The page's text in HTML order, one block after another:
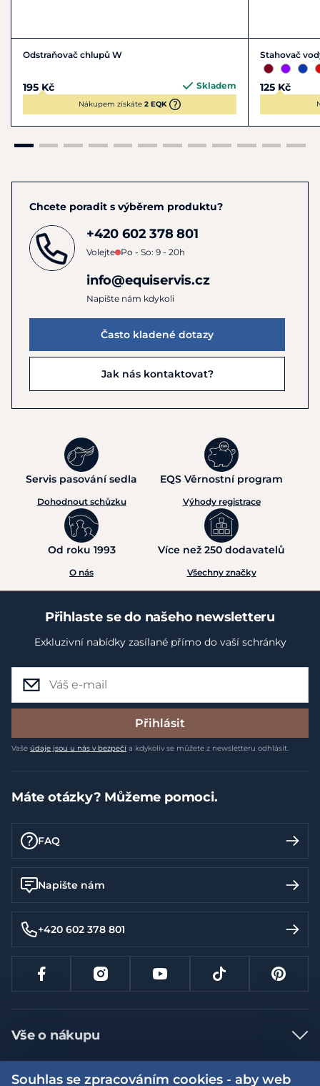
Odstraňovač chlupů W
195 Kč Skladem
Nákupem získáte 2 EQK
Stahovač
125 Kč
Chcete poradit s výběrem produktu?
+420 602 378 801
Volejte Po - So: 9 - 20h
info@equiservis.cz
Napište nám kdykoli
Často kladené dotazy
Jak nás kontaktovat?
Servis pasování sedla
Dohodnout schůzku
EQS Věrnostní program
Výhody registrace
Od roku 1993
O nás
Více než 250 dodavatelů
Všechny značky
Přihlaste se do našeho newsletteru
Exkluzivní nabídky zasílané přímo do vaší schránky
Přihlásit
Vaše údaje jsou u nás v bezpečí a kdykoliv se můžete z newsletteru odhlásit.
Máte otázky? Můžeme pomoci.
FAQ
Napište nám
+420 602 378 801
Vše o nákupu
Jak nakupovat
Souhlas se zpracováním cookies - aby web